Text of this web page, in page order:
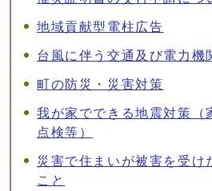
地域貢献型電柱広告
台風に伴う交通及び電力機
町の防災・災害対策
我が家でできる地震対策（
点検等）
災害で住まいが被害を受け
こと